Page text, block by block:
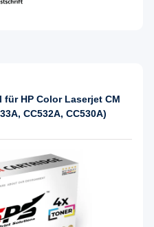
HP Color Laserjet CM
CC532A, CC530A)